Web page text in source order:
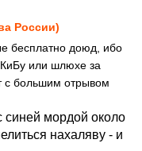
России)
бесплатно доюд, ибо
КиБу или шлюхе за
с большим отрывом
синей мордой около
нахаляву - и